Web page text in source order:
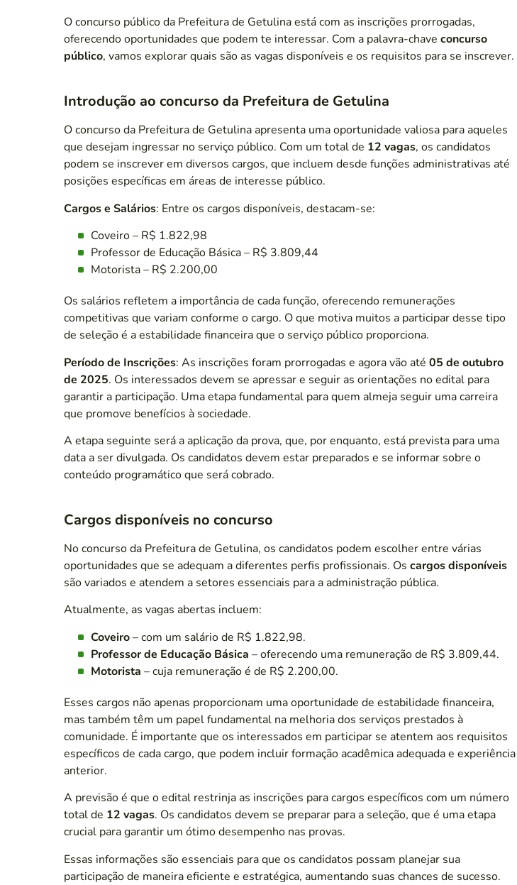
O concurso público da Prefeitura de Getulina está com as inscrições prorrogadas,
oferecendo oportunidades que podem te interessar. Com a palavra-chave concurso
público, vamos explorar quais são as vagas disponíveis e os requisitos para se inscrever.
Introdução ao concurso da Prefeitura de Getulina
O concurso da Prefeitura de Getulina apresenta uma oportunidade valiosa para aqueles
que desejam ingressar no serviço público. Com um total de 12 vagas, os candidatos
podem se inscrever em diversos cargos, que incluem desde funções administrativas até
posições específicas em áreas de interesse público.
Cargos e Salários: Entre os cargos disponíveis, destacam-se:
Coveiro – R$ 1.822,98
Professor de Educação Básica – R$ 3.809,44
Motorista – R$ 2.200,00
Os salários refletem a importância de cada função, oferecendo remunerações
competitivas que variam conforme o cargo. O que motiva muitos a participar desse tipo
de seleção é a estabilidade financeira que o serviço público proporciona.
Período de Inscrições: As inscrições foram prorrogadas e agora vão até 05 de outubro
de 2025. Os interessados devem se apressar e seguir as orientações no edital para
garantir a participação. Uma etapa fundamental para quem almeja seguir uma carreira
que promove benefícios à sociedade.
A etapa seguinte será a aplicação da prova, que, por enquanto, está prevista para uma
data a ser divulgada. Os candidatos devem estar preparados e se informar sobre o
conteúdo programático que será cobrado.
Cargos disponíveis no concurso
No concurso da Prefeitura de Getulina, os candidatos podem escolher entre várias
oportunidades que se adequam a diferentes perfis profissionais. Os cargos disponíveis
são variados e atendem a setores essenciais para a administração pública.
Atualmente, as vagas abertas incluem:
Coveiro– com um salário de R$ 1.822,98.
Professor de Educação Básica – oferecendo uma remuneração de R$ 3.809,44.
Motorista – cuja remuneração é de R$ 2.200,00.
Esses cargos não apenas proporcionam uma oportunidade de estabilidade financeira,
mas também têm um papel fundamental na melhoria dos serviços prestados à
comunidade. É importante que os interessados em participar se atentem aos requisitos
específicos de cada cargo, que podem incluir formação acadêmica adequada e experiência
anterior.
A previsão é que o edital restrinja as inscrições para cargos específicos com um número
total de 12 vagas. Os candidatos devem se preparar para a seleção, que é uma etapa
crucial para garantir um ótimo desempenho nas provas.
Essas informações são essenciais para que os candidatos possam planejar sua
participação de maneira eficiente e estratégica, aumentando suas chances de sucesso.